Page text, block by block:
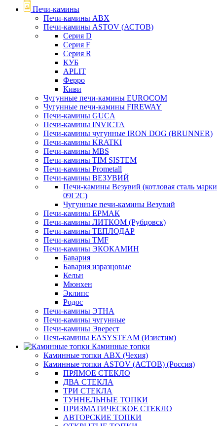
Печи-камины
Печи-камины ABX
Печи-камины ASTOV (АСТОВ)
Серия D
Серия F
Серия R
КУБ
APLIT
Ферро
Киви
Чугунные печи-камины EUROCOM
Чугунные печи-камины FIREWAY
Печи-камины GUCA
Печи-камины INVICTA
Печи-камины чугунные IRON DOG (BRUNNER)
Печи-камины KRATKI
Печи-камины MBS
Печи-камины TIM SISTEM
Печи-камины Prometall
Печи-камины ВЕЗУВИЙ
Печи-камины Везувий (котловая сталь марки
09Г2С)
Чугунные печи-камины Везувий
Печи-камины ЕРМАК
Печи-камины ЛИТКОМ (Рубцовск)
Печи-камины ТЕПЛОДАР
Печи-камины TMF
Печи-камины ЭКОКАМИН
Бавария
Бавария изразцовые
Кельн
Мюнхен
Эклипс
Родос
Печи-камины ЭТНА
Печи-камины чугунные
Печи-камины Эверест
Печь-камины EASYSTEAM (Изистим)
Каминные топки
Каминные топки ABX (Чехия)
Каминные топки ASTOV (АСТОВ) (Россия)
ПРЯМОЕ СТЕКЛО
ДВА СТЕКЛА
ТРИ СТЕКЛА
ТУННЕЛЬНЫЕ ТОПКИ
ПРИЗМАТИЧЕСКОЕ СТЕКЛО
АВТОРСКИЕ ТОПКИ